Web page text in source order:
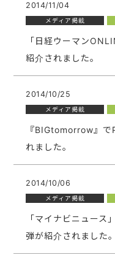
2014/11/04
メディア掲載
「日経ウーマン
紹介されました。
2014/10/25
メディア掲載
『BIGtomorrow』
れました。
2014/10/06
メディア掲載
「マイナビニュー
弾が紹介されました。